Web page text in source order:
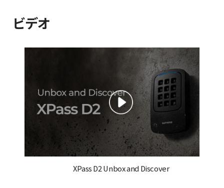
ビデオ
XPass D2 Unbox and Discover